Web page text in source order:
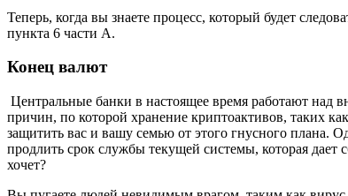
Теперь, когда вы знаете процесс, который будет
пункта 6 части A.
Конец валют
Центральные банки в настоящее время работают над
причин, по которой хранение криптоактивов, таких
защитить вас и вашу семью от этого гнусного плана.
продлить срок службы текущей системы, которая
хочет?